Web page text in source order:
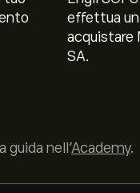
effettua
acquistare
SA.
nell’Academy.